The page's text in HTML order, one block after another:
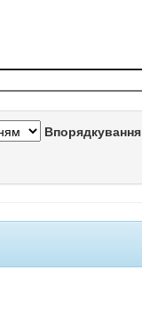
Впорядкування